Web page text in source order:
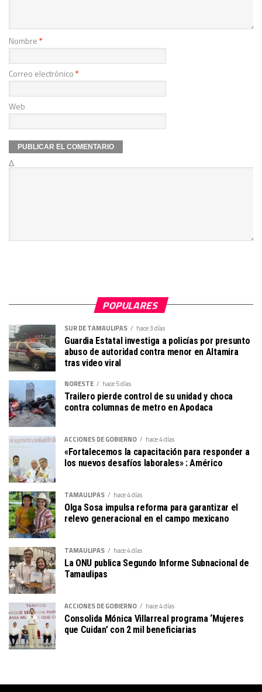
Nombre*
Correo electrónico*
Web
Δ
POPULARES
SUR DE TAMAULIPAS hace 3 días
Guardia Estatal investiga a policías por presunto
abuso de autoridad contra menor en Altamira
tras video viral
NORESTE hace 5 días
Trailero pierde control de su unidad y choca
contra columnas de metro en Apodaca
ACCIONES DE GOBIERNO hace 4 días
«Fortalecemos la capacitación para responder a
los nuevos desafíos laborales» : Américo
TAMAULIPAS hace 4 días
Olga Sosa impulsa reforma para garantizar el
relevo generacional en el campo mexicano
TAMAULIPAS hace 4 días
La ONU publica Segundo Informe Subnacional de
Tamaulipas
ACCIONES DE GOBIERNO hace 4 días
Consolida Mónica Villarreal programa ‘Mujeres
que Cuidan’ con 2 mil beneficiarias